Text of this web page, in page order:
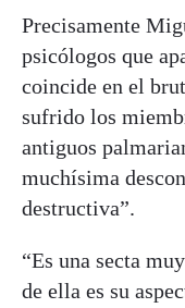
Precisamente
psicólogos que
coincide en el
sufrido los
antiguos
muchísima
destructiva”.
“Es una secta
de ella es su